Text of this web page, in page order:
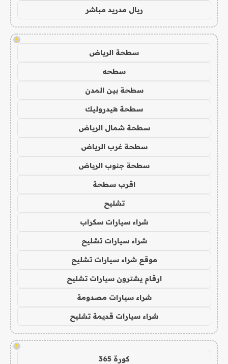
ريال مدريد مباشر
!
سطحة الرياض
سطحه
سطحة بين المدن
سطحة هيدروليك
سطحة شمال الرياض
سطحة غرب الرياض
سطحة جنوب الرياض
اقرب سطحة
تشليح
شراء سيارات سكراب
شراء سيارات تشليح
موقع شراء سيارات تشليح
ارقام يشترون سيارات تشليح
شراء سيارات مصدومة
شراء سيارات قديمة تشليح
!
كورة 365